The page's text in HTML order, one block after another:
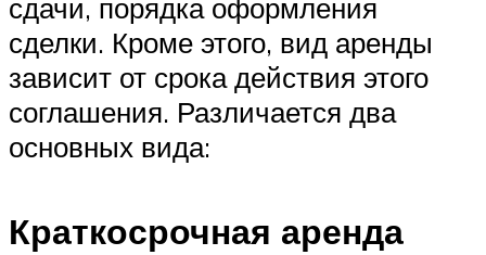
сдачи, порядка оформления
сделки. Кроме этого, вид аренды
зависит от срока действия этого
соглашения. Различается два
основных вида:
Краткосрочная аренда